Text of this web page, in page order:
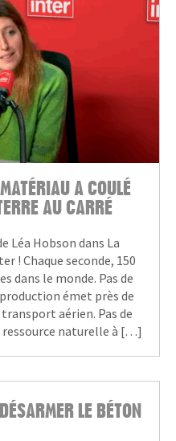
A COULÉ
AU CARRÉ
Léa Hobson dans La
! Chaque seconde, 150
dans le monde. Pas de
émet près de
aérien. Pas de
ressource naturelle à […]
LE BÉTON